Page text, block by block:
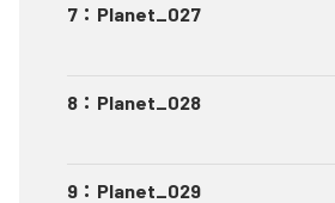
7 ： Planet_027
8 ： Planet_028
9 ： Planet_029